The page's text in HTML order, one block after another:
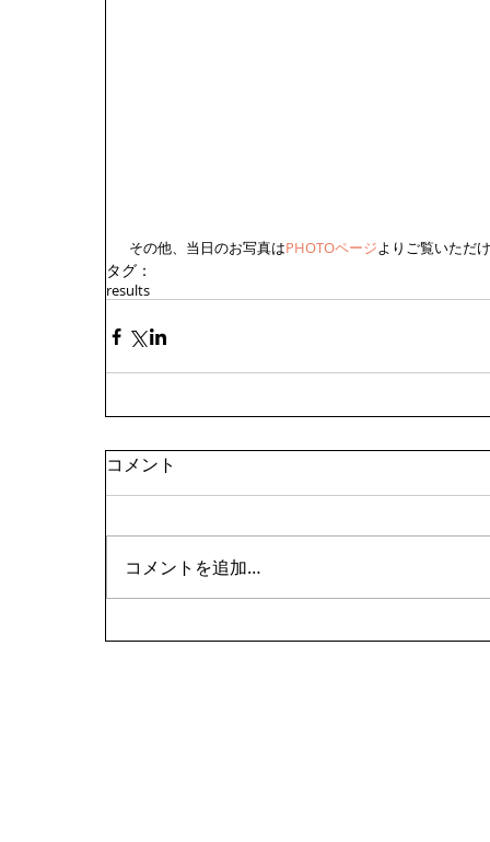
その他、当日のお写真はPHOTOページよりご覧いただ
タグ：
results
コメント
コメントを追加…